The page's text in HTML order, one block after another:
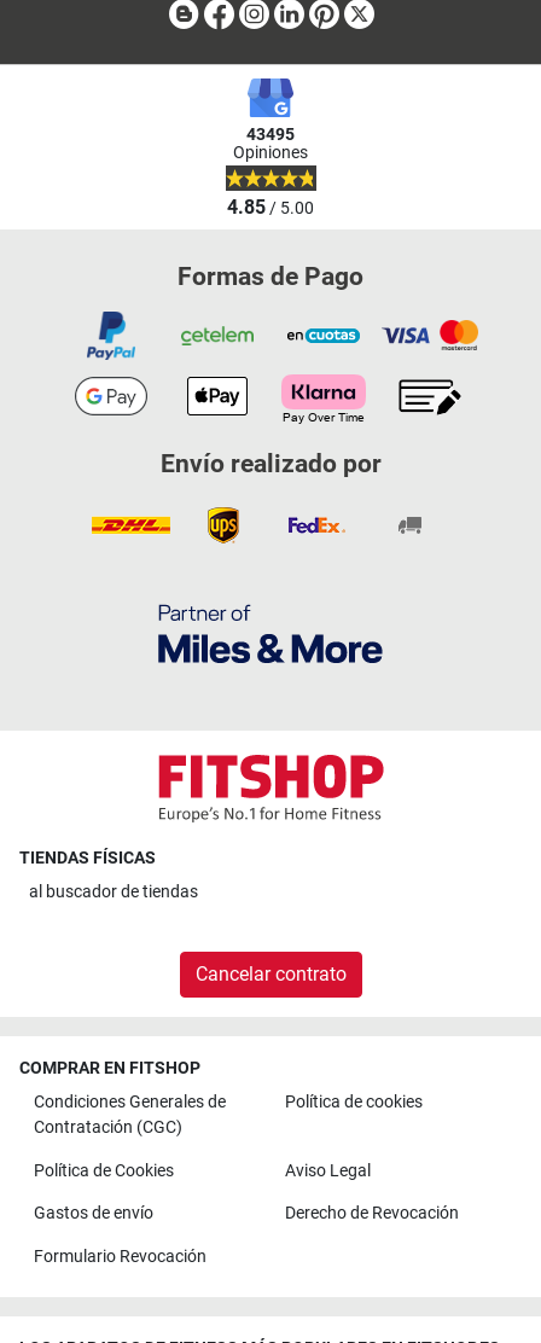
BlogFacebook
Instagram
LinkedinPinterest
43495
Opiniones
4.85/ 5.00
Formas de Pago
Envío realizado por
TIENDAS FÍSICAS
al buscador de tiendas
Cancelar contrato
COMPRAR EN FITSHOP
Condiciones Generales de
Contratación (CGC)
Política de cookies
Política de Cookies Aviso Legal
Gastos de envío Derecho de Revocación
Formulario Revocación